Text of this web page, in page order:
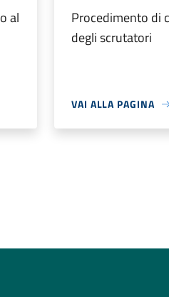
al
Procedimento di
degli scrutatori
VAI ALLA PAGINA